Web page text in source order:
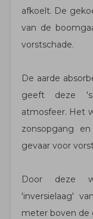
afkoelt. De
van de
vorstschade.
De aarde
geeft deze
atmosfeer. Het
zonsopgang
gevaar voor
Door deze
'inversielaag'
meter boven de